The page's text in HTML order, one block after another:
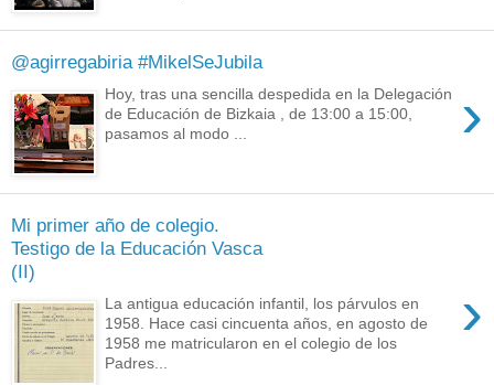
@agirregabiria #MikelSeJubila
›
Hoy, tras una sencilla despedida en la Delegación
de Educación de Bizkaia , de 13:00 a 15:00,
pasamos al modo ...
Mi primer año de colegio.
Testigo de la Educación Vasca
(II)
›
La antigua educación infantil, los párvulos en
1958. Hace casi cincuenta años, en agosto de
1958 me matricularon en el colegio de los
Padres...